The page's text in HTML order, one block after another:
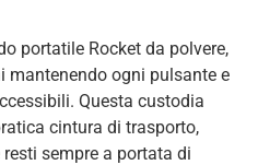
portatile Rocket da polvere,
mantenendo ogni pulsante e
Questa custodia
cintura di trasporto,
sempre a portata di